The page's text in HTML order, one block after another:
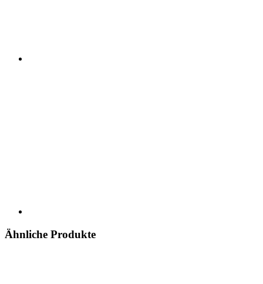
Ähnliche Produkte